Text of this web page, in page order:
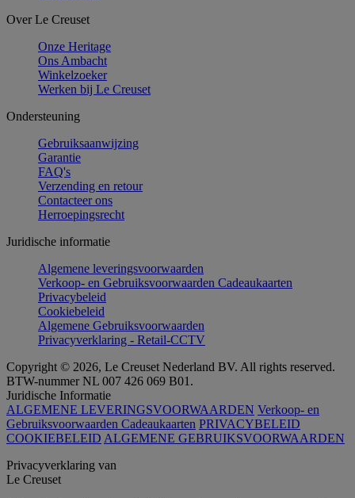
Over Le Creuset
Onze Heritage
Ons Ambacht
Winkelzoeker
Werken bij Le Creuset
Ondersteuning
Gebruiksaanwijzing
Garantie
FAQ's
Verzending en retour
Contacteer ons
Herroepingsrecht
Juridische informatie
Algemene leveringsvoorwaarden
Verkoop- en Gebruiksvoorwaarden Cadeaukaarten
Privacybeleid
Cookiebeleid
Algemene Gebruiksvoorwaarden
Privacyverklaring - Retail-CCTV
Copyright © 2026, Le Creuset Nederland BV. All rights reserved.
BTW-nummer NL 007 426 069 B01.
Juridische Informatie
ALGEMENE LEVERINGSVOORWAARDEN Verkoop- en
Gebruiksvoorwaarden Cadeaukaarten PRIVACYBELEID
COOKIEBELEID ALGEMENE GEBRUIKSVOORWAARDEN
Privacyverklaring van
Le Creuset